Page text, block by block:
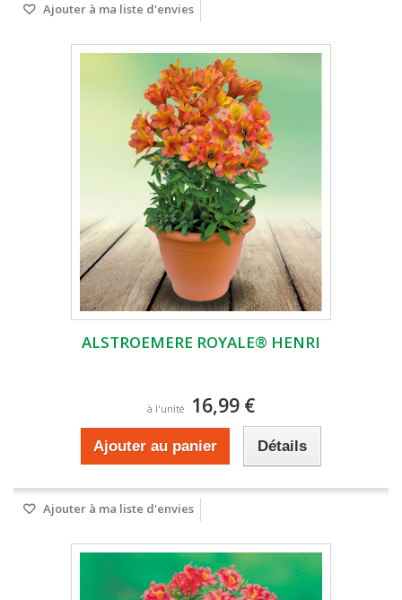
Ajouter à ma liste d'envies
ALSTROEMERE ROYALE® HENRI
à l'unité 16,99 €
Ajouter au panier Détails
Ajouter à ma liste d'envies